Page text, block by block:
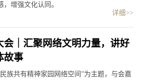
增强文化认同。
详细>>
会｜汇聚网络文明力量，讲好
故事
族共有精神家园⽹络空间”为主题，与会嘉